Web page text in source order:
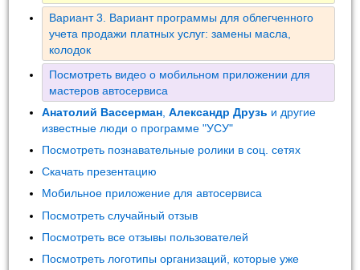
Вариант 3. Вариант программы для облегченного
учета продажи платных услуг: замены масла,
колодок
Посмотреть видео о мобильном приложении для
мастеров автосервиса
Анатолий Вассерман ,Александр Друзь и другие
известные люди о программе "УСУ"
Посмотреть познавательные ролики в соц. сетях
Скачать презентацию
Мобильное приложение для автосервиса
Посмотреть случайный отзыв
Посмотреть все отзывы пользователей
Посмотреть логотипы организаций, которые уже